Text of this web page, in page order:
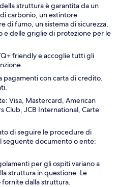
struttura è garantita da un
carbonio, un estintore
di fumo, un sistema di sicurezza,
e delle griglie di protezione per le
friendly e accoglie tutti gli
pagamenti con carta di credito.
Visa, Mastercard, American
Club, JCB International, Carte
di seguire le procedure di
seguente documento o ente:
per gli ospiti variano a
struttura in questione. Le
dalla struttura.